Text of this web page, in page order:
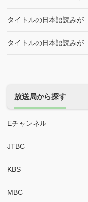
タイトルの日本語読みが
タイトルの日本語読みが
放送局から探す
Eチャンネル
JTBC
KBS
MBC